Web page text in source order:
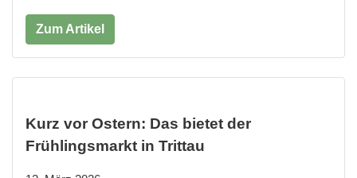
Zum Artikel
Kurz vor Ostern: Das bietet der
Frühlingsmarkt in Trittau